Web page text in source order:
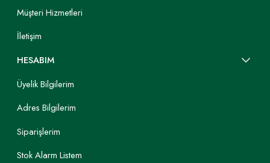
Müşteri Hizmetleri
İletişim
HESABIM
Üyelik Bilgilerim
Adres Bilgilerim
Siparişlerim
Stok Alarm Listem